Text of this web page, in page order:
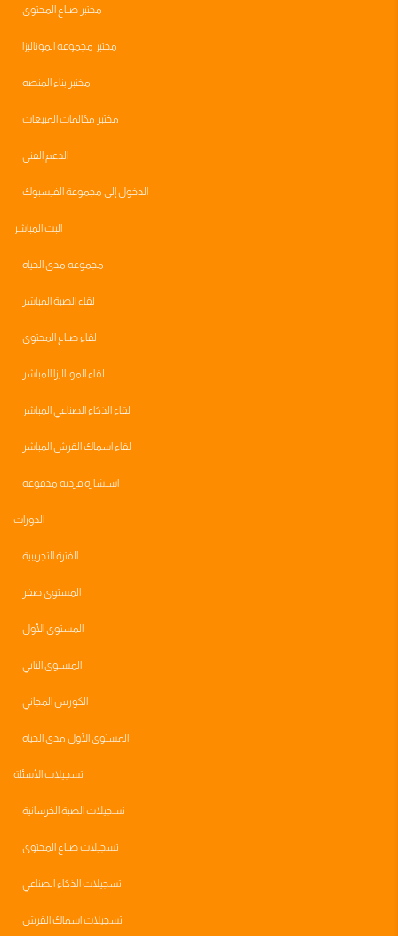
مختبر صناع المحتوى
مختبر مجموعه الموناليزا
مختبر بناء المنصه
مختبر مكالمات المبيعات
الدعم الفني
الدخول إلى مجموعة الفيسبوك
البث المباشر
مجموعه مدى الحياه
لقاء الصبة المباشر
لقاء صناع المحتوى
لقاء الموناليزا المباشر
لقاء الذكاء الصناعي المباشر
لقاء اسماك القرش المباشر
استشاره فرديه مدفوعة
الدورات
الفترة التجريبية
المستوى صفر
المستوى الأول
المستوى الثاني
الكورس المجاني
المستوى الأول مدى الحياه
تسجيلات الأسئلة
تسجيلات الصبة الخرسانية
تسجيلات صناع المحتوى
تسجيلات الذكاء الصناعي
تسجيلات اسماك القرش